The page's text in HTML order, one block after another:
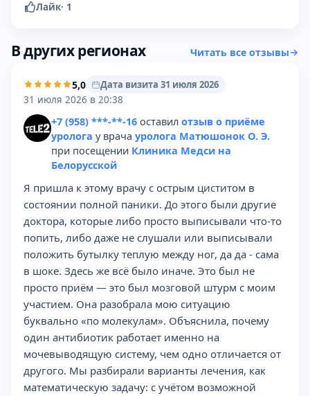
Лайк· 1
В других регионах Читать все отзывы
5,0
Дата визита 31 июля 2026
31 июля 2026 в 20:38
+7 (958) ***-**-16 оставил отзыв о приёме
уролога у врача уролога Матюшонок О. Э.
при посещении Клиника Медси на
Белорусской
Я пришла к этому врачу с острым циститом в
состоянии полной паники. До этого были другие
доктора, которые либо просто выписывали что-то
попить, либо даже не слушали или выписывали
положить бутылку теплую между ног, да да - сама
в шоке. Здесь же всё было иначе. Это был не
просто приём — это был мозговой штурм с моим
участием. Она разобрала мою ситуацию
буквально «по молекулам». Объяснила, почему
один антибиотик работает именно на
мочевыводящую систему, чем одно отличается от
другого. Мы разбирали варианты лечения, как
математическую задачу: с учётом возможной